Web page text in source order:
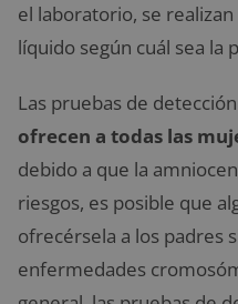
el laboratorio, se
líquido según cuál sea la
Las pruebas de
ofrecen a todas las
debido a que la
riesgos, es posible que
ofrecérsela a los padres
enfermedades